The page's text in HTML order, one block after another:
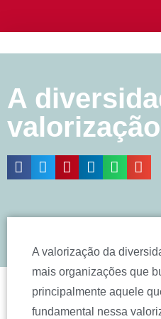
A
A valorização da
mais organizações que
principalmente aquele
fundamental nessa